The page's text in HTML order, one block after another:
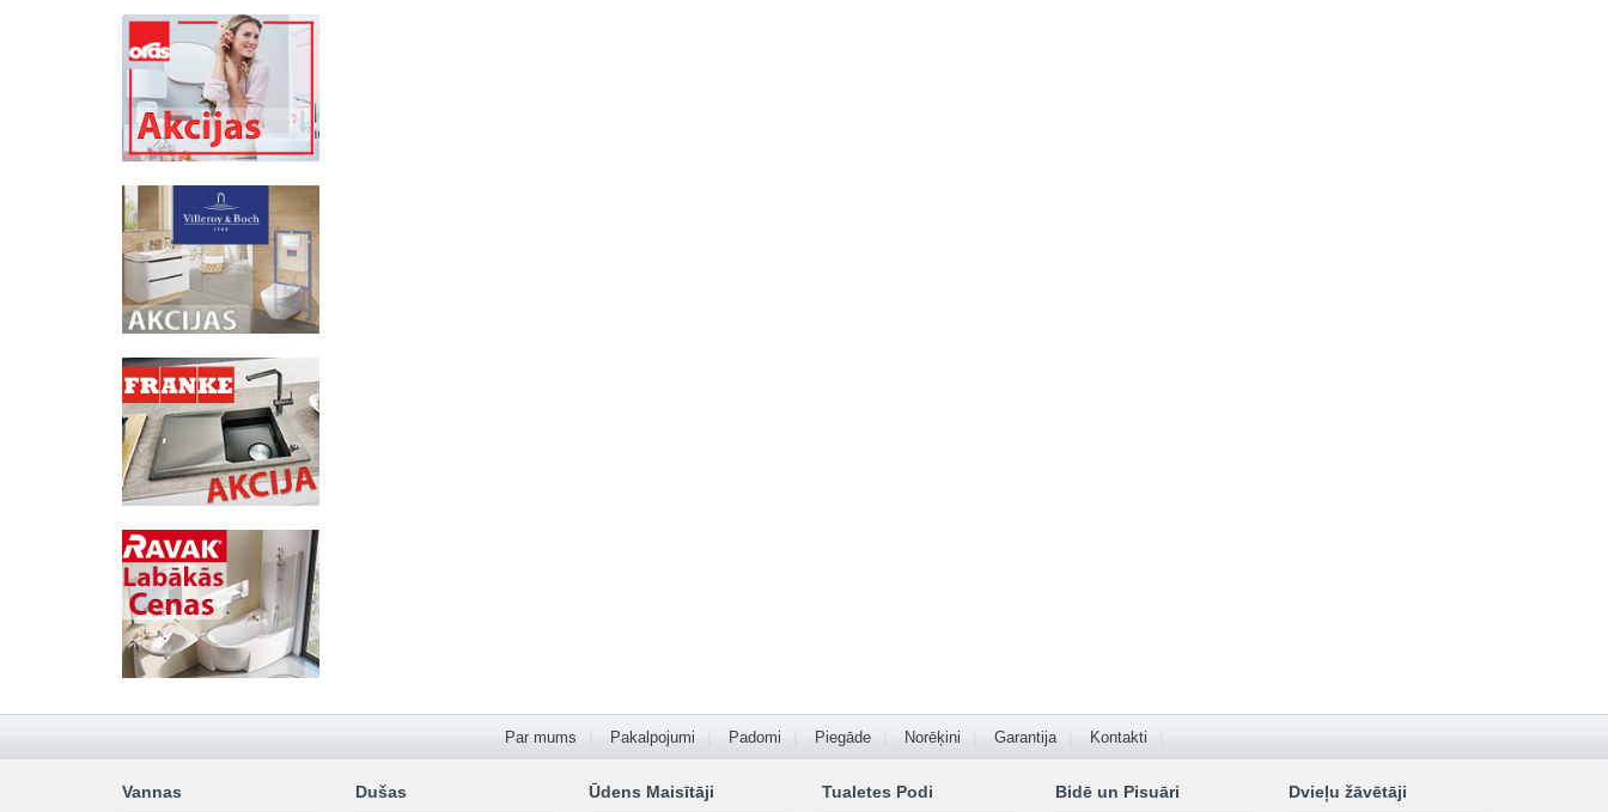
Par mums Pakalpojumi Padomi Piegāde Norēķini Garantija Kontakti
Vannas Dušas Ūdens Maisītāji Tualetes Podi Bidē un Pisuāri Dvieļu žāvētāji